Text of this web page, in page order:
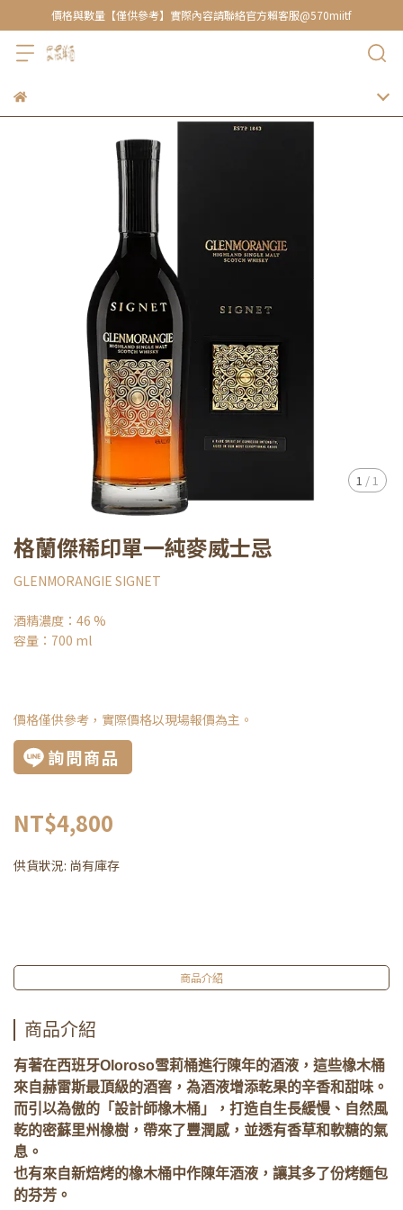
價格與數量【僅供參考】實際內容請聯絡官方賴客服@570miitf
1 / 1
格蘭傑稀印單一純麥威士忌
GLENMORANGIE SIGNET
酒精濃度：46 %
容量：700 ml
價格僅供參考，實際價格以現場報價為主。
詢問商品
NT$4,800
供貨狀況: 尚有庫存
商品介紹
商品介紹
有著在西班牙Oloroso雪莉桶進行陳年的酒液，這些橡木桶
來自赫雷斯最頂級的酒窖，為酒液增添乾果的辛香和甜味。
而引以為傲的「設計師橡木桶」，打造自生長緩慢、自然風
乾的密蘇里州橡樹，帶來了豐潤感，並透有香草和軟糖的氣
息。
也有來自新焙烤的橡木桶中作陳年酒液，讓其多了份烤麵包
的芬芳。